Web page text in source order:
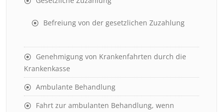
Befreiung von der gesetzlichen Zuzahlung
Genehmigung von Krankenfahrten durch die
Krankenkasse
Ambulante Behandlung
Fahrt zur ambulanten Behandlung, wenn